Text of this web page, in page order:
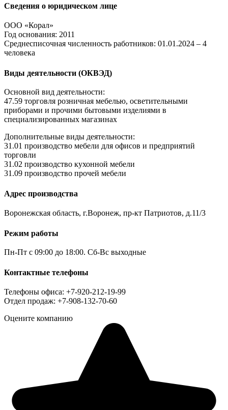
Сведения о юридическом лице
ООО «Корал»
Год основания: 2011
Среднесписочная численность работников: 01.01.2024 – 4
человека
Виды деятельности (ОКВЭД)
Основной вид деятельности:
47.59 торговля розничная мебелью, осветительными
приборами и прочими бытовыми изделиями в
специализированных магазинах
Дополнительные виды деятельности:
31.01 производство мебели для офисов и предприятий
торговли
31.02 производство кухонной мебели
31.09 производство прочей мебели
Адрес производства
Воронежская область, г.Воронеж, пр-кт Патриотов, д.11/3
Режим работы
Пн-Пт с 09:00 до 18:00. Сб-Вс выходные
Контактные телефоны
Телефоны офиса: +7-920-212-19-99
Отдел продаж: +7-908-132-70-60
Оцените компанию